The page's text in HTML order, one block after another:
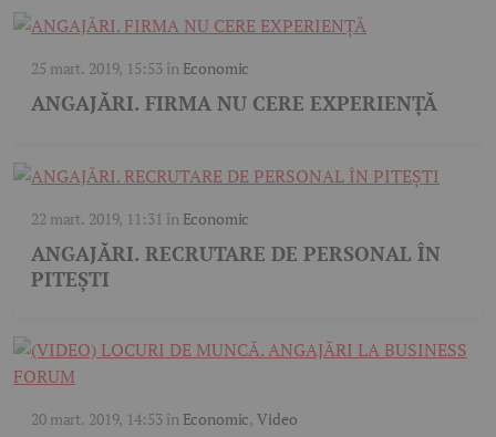
25 mart. 2019, 15:53în Economic
ANGAJĂRI. FIRMA NU CERE EXPERIENȚĂ
22 mart. 2019, 11:31 în Economic
ANGAJĂRI. RECRUTARE DE PERSONAL ÎN
PITEȘTI
20 mart. 2019, 14:53în Economic,Video